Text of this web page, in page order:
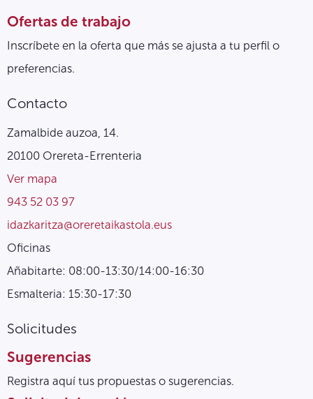
Ofertas de trabajo
Inscríbete en la oferta que más se ajusta a tu perfil o
preferencias.
Contacto
Zamalbide auzoa, 14.
20100 Orereta-Errenteria
Ver mapa
943 52 03 97
idazkaritza@oreretaikastola.eus
Oficinas
Añabitarte: 08:00-13:30/14:00-16:30
Esmalteria: 15:30-17:30
Solicitudes
Sugerencias
Registra aquí tus propuestas o sugerencias.